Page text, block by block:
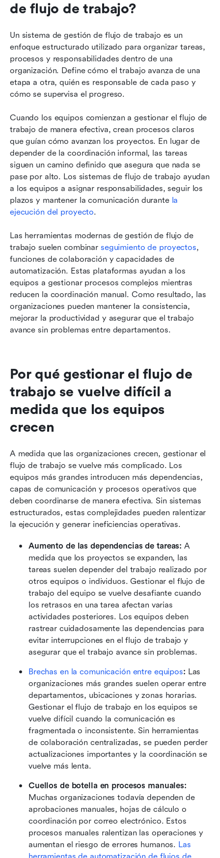
de flujo de trabajo?
Un sistema de gestión de flujo de trabajo es un
enfoque estructurado utilizado para organizar tareas,
procesos y responsabilidades dentro de una
organización. Define cómo el trabajo avanza de una
etapa a otra, quién es responsable de cada paso y
cómo se supervisa el progreso.
Cuando los equipos comienzan a gestionar el flujo de
trabajo de manera efectiva, crean procesos claros
que guían cómo avanzan los proyectos. En lugar de
depender de la coordinación informal, las tareas
siguen un camino definido que asegura que nada se
pase por alto. Los sistemas de flujo de trabajo ayudan
a los equipos a asignar responsabilidades, seguir los
plazos y mantener la comunicación durante la
ejecución del proyecto.
Las herramientas modernas de gestión de flujo de
trabajo suelen combinar seguimiento de proyectos,
funciones de colaboración y capacidades de
automatización. Estas plataformas ayudan a los
equipos a gestionar procesos complejos mientras
reducen la coordinación manual. Como resultado, las
organizaciones pueden mantener la consistencia,
mejorar la productividad y asegurar que el trabajo
avance sin problemas entre departamentos.
Por qué gestionar el flujo de
trabajo se vuelve difícil a
medida que los equipos
crecen
A medida que las organizaciones crecen, gestionar el
flujo de trabajo se vuelve más complicado. Los
equipos más grandes introducen más dependencias,
capas de comunicación y procesos operativos que
deben coordinarse de manera efectiva. Sin sistemas
estructurados, estas complejidades pueden ralentizar
la ejecución y generar ineficiencias operativas.
Aumento de las dependencias de tareas: A
medida que los proyectos se expanden, las
tareas suelen depender del trabajo realizado por
otros equipos o individuos. Gestionar el flujo de
trabajo del equipo se vuelve desafiante cuando
los retrasos en una tarea afectan varias
actividades posteriores. Los equipos deben
rastrear cuidadosamente las dependencias para
evitar interrupciones en el flujo de trabajo y
asegurar que el trabajo avance sin problemas.
Brechas en la comunicación entre equipos: Las
organizaciones más grandes suelen operar entre
departamentos, ubicaciones y zonas horarias.
Gestionar el flujo de trabajo en los equipos se
vuelve difícil cuando la comunicación es
fragmentada o inconsistente. Sin herramientas
de colaboración centralizadas, se pueden perder
actualizaciones importantes y la coordinación se
vuelve más lenta.
Cuellos de botella en procesos manuales:
Muchas organizaciones todavía dependen de
aprobaciones manuales, hojas de cálculo o
coordinación por correo electrónico. Estos
procesos manuales ralentizan las operaciones y
aumentan el riesgo de errores humanos. Las